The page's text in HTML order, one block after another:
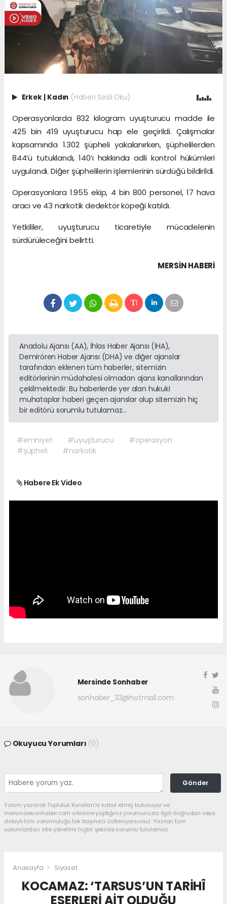
Erkek | Kadın (Haberi Sesli Oku)
Operasyonlarda 832 kilogram uyuşturucu madde ile
425 bin 419 uyuşturucu hap ele geçirildi. Çalışmalar
kapsamında 1.302 şüpheli yakalanırken, şüphelilerden
844’ü tutuklandı, 140’ı hakkında adli kontrol hükümleri
uygulandı. Diğer şüphelilerin işlemlerinin sürdüğü bildirildi.
Operasyonlara 1.955 ekip, 4 bin 800 personel, 17 hava
aracı ve 43 narkotik dedektör köpeği katıldı.
Yetkililer, uyuşturucu ticaretiyle mücadelenin
sürdürüleceğini belirtti.
MERSIN HABERİ
Anadolu Ajansı (AA), İhlas Haber Ajansı (İHA),
Demirören Haber Ajansı (DHA) ve diğer ajanslar
tarafından eklenen tüm haberler, sitemizin
editörlerinin müdahalesi olmadan ajans kanallarından
çekilmektedir. Bu haberlerde yer alan hukuki
muhataplar haberi geçen ajanslar olup sitemizin hiç
bir editörü sorumlu tutulamaz...
#emniyet #uyuşturucu
#operasyon
#şüpheli
#narkotik
Habere Ek Video
Mersinde Sonhaber
sonhaber_33@hotmail.com
Okuyucu Yorumları (0)
Gönder
Yorum yazarak Topluluk Kuralları’nı kabul etmiş bulunuyor ve
mersindesonhaber.com sitesine yaptığınız yorumunuzla ilgili doğrudan veya
dolaylı tüm sorumluluğu tek başınıza üstleniyorsunuz. Yazılan tüm
yorumlardan site yönetimi hiçbir şekilde sorumlu tutulamaz.
Anasayfa Siyaset
KOCAMAZ: ‘TARSUS’UN TARİHÎ
ESERLERİ AİT OLDUĞU